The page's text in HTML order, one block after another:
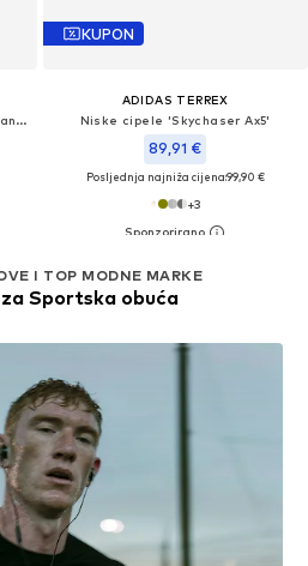
Tenisice za trčanje 'Velociti Distance'
KUPON
ADIDAS TERREX
Niske cipele 'Skychaser Ax5'
89,91 €
Posljednja najniža cijena:99,90 €
+3
I TOP MODNE MARKE
Sportska obuća